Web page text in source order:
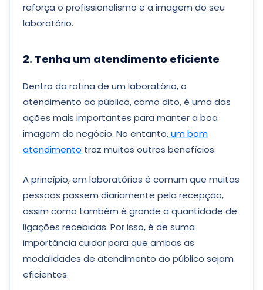
reforça o profissionalismo e a imagem do seu
laboratório.
2. Tenha um atendimento eficiente
Dentro da rotina de um laboratório, o
atendimento ao público, como dito, é uma das
ações mais importantes para manter a boa
imagem do negócio. No entanto,um bom
atendimento traz muitos outros benefícios.
A princípio, em laboratórios é comum que muitas
pessoas passem diariamente pela recepção,
assim como também é grande a quantidade de
ligações recebidas. Por isso, é de suma
importância cuidar para que ambas as
modalidades de atendimento ao público sejam
eficientes.